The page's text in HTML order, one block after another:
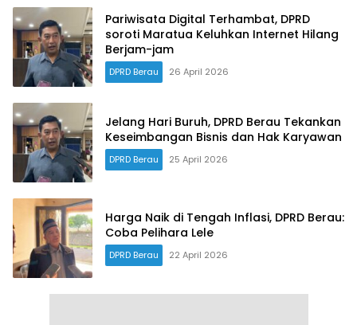
Pariwisata Digital Terhambat, DPRD
soroti Maratua Keluhkan Internet Hilang
Berjam-jam
DPRD Berau 26 April 2026
Jelang Hari Buruh, DPRD Berau Tekankan
Keseimbangan Bisnis dan Hak Karyawan
DPRD Berau 25 April 2026
Harga Naik di Tengah Inflasi, DPRD Berau:
Coba Pelihara Lele
DPRD Berau 22 April 2026